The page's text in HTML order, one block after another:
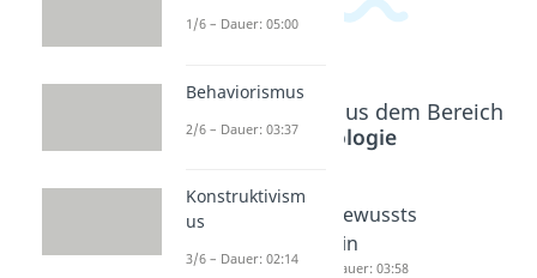
Beliebte Inhalte aus dem Bereich
Psychologie
Tiefenps
Bewussts
ein
Dauer: 03:58
1/6 – Dauer: 05:00
Behaviorismus
2/6 – Dauer: 03:37
Konstruktivism
us
3/6 – Dauer: 02:14